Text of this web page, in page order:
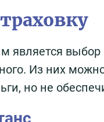
является
Из них
но не